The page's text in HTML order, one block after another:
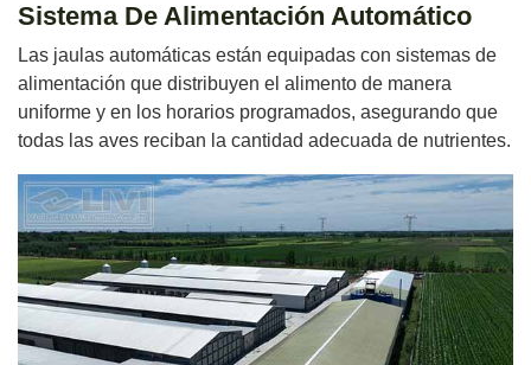
Sistema De Alimentación Automático
Las jaulas automáticas están equipadas con sistemas de
alimentación que distribuyen el alimento de manera
uniforme y en los horarios programados, asegurando que
todas las aves reciban la cantidad adecuada de nutrientes.